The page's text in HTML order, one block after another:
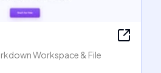
Workspace & File